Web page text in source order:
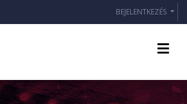
BEJELENTKEZÉS